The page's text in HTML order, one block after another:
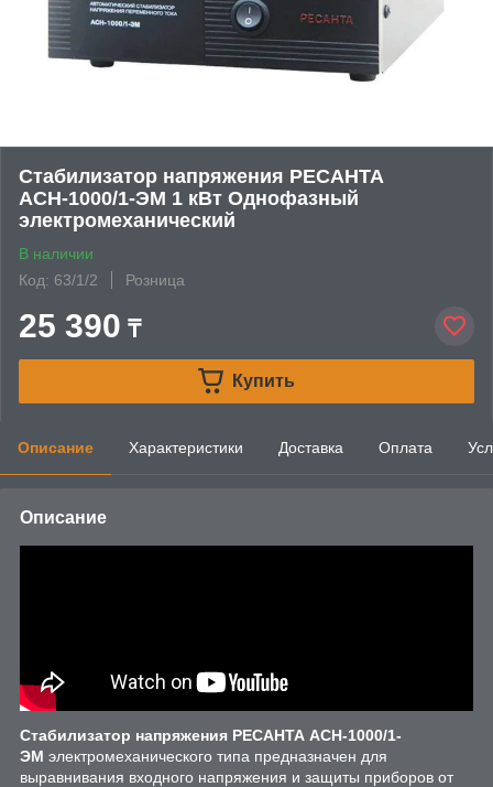
Стабилизатор напряжения РЕСАНТА
АСН-1000/1-ЭМ 1 кВт Однофазный
электромеханический
В наличии
Код: 63/1/2
Розница
25 390 ₸
Купить
Описание Характеристики Доставка Оплата
Описание
Стабилизатор напряжения РЕСАНТА АСН-1000/1-
ЭМ электромеханического типа предназначен для
выравнивания входного напряжения и защиты приборов от